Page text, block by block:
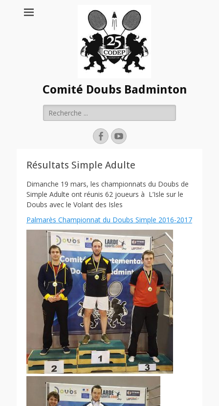
Comité Doubs Badminton
Rechercher :
FacebookYouTube
Résultats Simple Adulte
Dimanche 19 mars, les championnats du Doubs de
Simple Adulte ont réunis 62 joueurs à L’Isle sur le
Doubs avec le Volant des Isles
Palmarès Championnat du Doubs Simple 2016-2017